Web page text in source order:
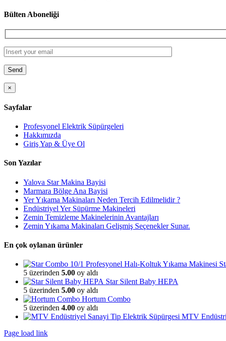
Bülten Aboneliği
×
Sayfalar
Profesyonel Elektrik Süpürgeleri
Hakkımızda
Giriş Yap & Üye Ol
Son Yazılar
Yalova Star Makina Bayisi
Marmara Bölge Ana Bayisi
Yer Yıkama Makinaları Neden Tercih Edilmelidir ?
Endüstriyel Yer Süpürme Makineleri
Zemin Temizleme Makinelerinin Avantajları
Zemin Yıkama Makinaları Gelişmiş Seçenekler Sunar.
En çok oylanan ürünler
5 üzerinden 5.00 oy aldı
Star Silent Baby HEPA
5 üzerinden 5.00 oy aldı
Hortum Combo
5 üzerinden 4.00 oy aldı
MTV
Page load link